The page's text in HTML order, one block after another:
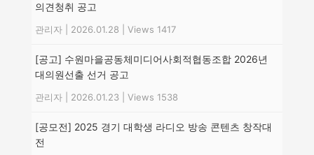
의견청취 공고
관리자 2026.01.28 Views 1417
[공고] 수원마을공동체미디어사회적협동조합 2026년
대의원선출 선거 공고
관리자 2026.01.23 Views 1538
[공모전] 2025 경기 대학생 라디오 방송 콘텐츠 창작대
전